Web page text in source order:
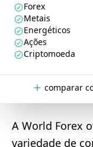
Forex
Metais
Energéticos
Ações
Criptomoeda
comparar
A World Forex
variedade de